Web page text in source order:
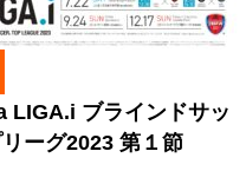
LIGA.i ブラインドサッ
ーグ2023 第１節